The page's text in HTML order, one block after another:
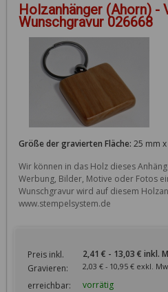
Holzanhänger (Ahorn) -
Wunschgravur 026668
Größe der gravierten Fläche: 25 mm
Wir können in das Holz dieses
Werbung, Bilder, Motive oder Fotos
Wunschgravur wird auf diesem
www.stempelsystem.de
Preis inkl.
Gravieren:
2,41 € - 13,03 €
2,03 € - 10,95 € exkl.
erreichbar: vorrätig